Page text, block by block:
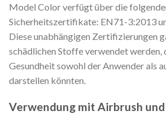
Model Color verfügt über die
Sicherheitszertifikate: EN71-3:2013
Diese unabhängigen Zertifizierungen
schädlichen Stoffe verwendet werden,
Gesundheit sowohl der Anwender als
darstellen könnten.
Verwendung mit Airbrush